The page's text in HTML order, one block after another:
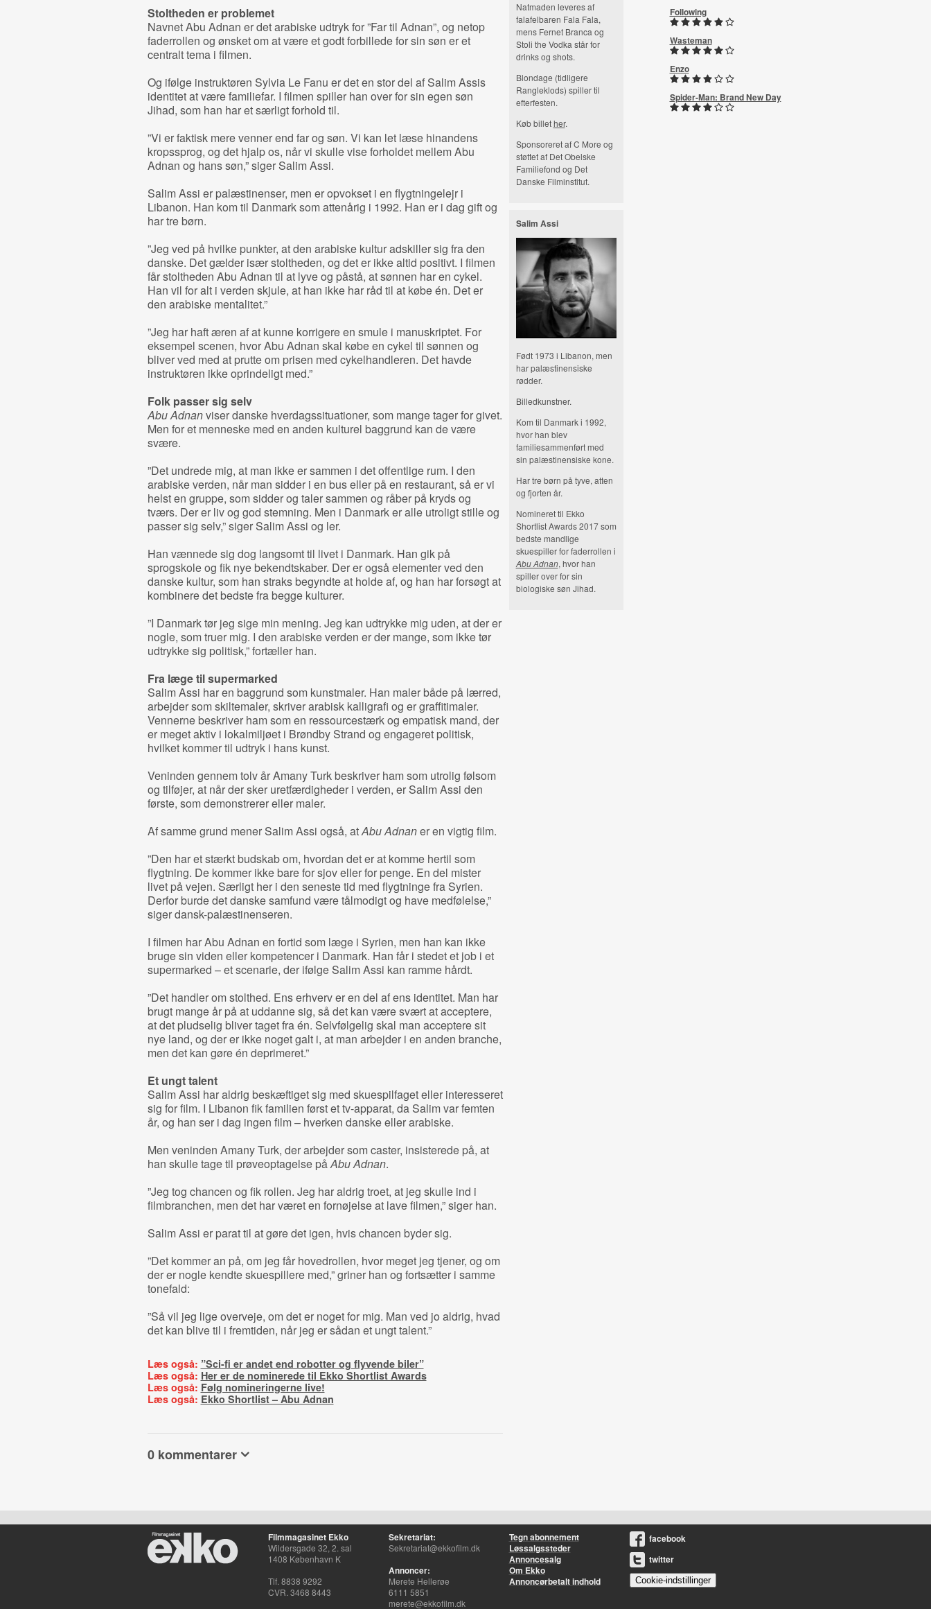
Stoltheden er problemet
Navnet Abu Adnan er det arabiske udtryk for ”Far til Adnan”, og netop
faderrollen og ønsket om at være et godt forbillede for sin søn er et
centralt tema i filmen.
Og ifølge instruktøren Sylvia Le Fanu er det en stor del af Salim Assis
identitet at være familiefar. I filmen spiller han over for sin egen søn
Jihad, som han har et særligt forhold til.
”Vi er faktisk mere venner end far og søn. Vi kan let læse hinandens
kropssprog, og det hjalp os, når vi skulle vise forholdet mellem Abu
Adnan og hans søn,” siger Salim Assi.
Salim Assi er palæstinenser, men er opvokset i en flygtningelejr i
Libanon. Han kom til Danmark som attenårig i 1992. Han er i dag gift og
har tre børn.
”Jeg ved på hvilke punkter, at den arabiske kultur adskiller sig fra den
danske. Det gælder især stoltheden, og det er ikke altid positivt. I filmen
får stoltheden Abu Adnan til at lyve og påstå, at sønnen har en cykel.
Han vil for alt i verden skjule, at han ikke har råd til at købe én. Det er
den arabiske mentalitet.”
”Jeg har haft æren af at kunne korrigere en smule i manuskriptet. For
eksempel scenen, hvor Abu Adnan skal købe en cykel til sønnen og
bliver ved med at prutte om prisen med cykelhandleren. Det havde
instruktøren ikke oprindeligt med.”
Folk passer sig selv
Abu Adnanviser danske hverdagssituationer, som mange tager for givet.
Men for et menneske med en anden kulturel baggrund kan de være
svære.
”Det undrede mig, at man ikke er sammen i det offentlige rum. I den
arabiske verden, når man sidder i en bus eller på en restaurant, så er vi
helst en gruppe, som sidder og taler sammen og råber på kryds og
tværs. Der er liv og god stemning. Men i Danmark er alle utroligt stille og
passer sig selv,” siger Salim Assi og ler.
Han vænnede sig dog langsomt til livet i Danmark. Han gik på
sprogskole og fik nye bekendtskaber. Der er også elementer ved den
danske kultur, som han straks begyndte at holde af, og han har forsøgt at
kombinere det bedste fra begge kulturer.
”I Danmark tør jeg sige min mening. Jeg kan udtrykke mig uden, at der er
nogle, som truer mig. I den arabiske verden er der mange, som ikke tør
udtrykke sig politisk,” fortæller han.
Fra læge til supermarked
Salim Assi har en baggrund som kunstmaler. Han maler både på lærred,
arbejder som skiltemaler, skriver arabisk kalligrafi og er graffitimaler.
Vennerne beskriver ham som en ressourcestærk og empatisk mand, der
er meget aktiv i lokalmiljøet i Brøndby Strand og engageret politisk,
hvilket kommer til udtryk i hans kunst.
Veninden gennem tolv år Amany Turk beskriver ham som utrolig følsom
og tilføjer, at når der sker uretfærdigheder i verden, er Salim Assi den
første, som demonstrerer eller maler.
Af samme grund mener Salim Assi også, atAbu Adnaner en vigtig film.
”Den har et stærkt budskab om, hvordan det er at komme hertil som
flygtning. De kommer ikke bare for sjov eller for penge. En del mister
livet på vejen. Særligt her i den seneste tid med flygtninge fra Syrien.
Derfor burde det danske samfund være tålmodigt og have medfølelse,”
siger dansk-palæstinenseren.
I filmen har Abu Adnan en fortid som læge i Syrien, men han kan ikke
bruge sin viden eller kompetencer i Danmark. Han får i stedet et job i et
supermarked – et scenarie, der ifølge Salim Assi kan ramme hårdt.
”Det handler om stolthed. Ens erhverv er en del af ens identitet. Man har
brugt mange år på at uddanne sig, så det kan være svært at acceptere,
at det pludselig bliver taget fra én. Selvfølgelig skal man acceptere sit
nye land, og der er ikke noget galt i, at man arbejder i en anden branche,
men det kan gøre én deprimeret.”
Et ungt talent
Salim Assi har aldrig beskæftiget sig med skuespilfaget eller interesseret
sig for film. I Libanon fik familien først et tv-apparat, da Salim var femten
år, og han ser i dag ingen film – hverken danske eller arabiske.
Men veninden Amany Turk, der arbejder som caster, insisterede på, at
han skulle tage til prøveoptagelse påAbu Adnan.
”Jeg tog chancen og fik rollen. Jeg har aldrig troet, at jeg skulle ind i
filmbranchen, men det har været en fornøjelse at lave filmen,” siger han.
Salim Assi er parat til at gøre det igen, hvis chancen byder sig.
”Det kommer an på, om jeg får hovedrollen, hvor meget jeg tjener, og om
der er nogle kendte skuespillere med,” griner han og fortsætter i samme
tonefald:
”Så vil jeg lige overveje, om det er noget for mig. Man ved jo aldrig, hvad
det kan blive til i fremtiden, når jeg er sådan et ungt talent.”
Læs også: ”Sci-fi er andet end robotter og flyvende biler”
Læs også: Her er de nominerede til Ekko Shortlist Awards
Læs også: Følg nomineringerne live!
Læs også: Ekko Shortlist – Abu Adnan
0 kommentarer
Natmaden leveres af
falafelbaren Fala Fala,
mens Fernet Branca og
Stoli the Vodka står for
drinks og shots.
Blondage (tidligere
Rangleklods) spiller til
efterfesten.
Køb billether.
Sponsoreret af C More og
støttet af Det Obelske
Familiefond og Det
Danske Filminstitut.
Salim Assi
Født 1973 i Libanon, men
har palæstinensiske
rødder.
Billedkunstner.
Kom til Danmark i 1992,
hvor han blev
familiesammenført med
sin palæstinensiske kone.
Har tre børn på tyve, atten
og fjorten år.
Nomineret til Ekko
Shortlist Awards 2017 som
bedste mandlige
skuespiller for faderrollen i
Abu Adnan, hvor han
spiller over for sin
biologiske søn Jihad.
Following
Wasteman
Enzo
Spider-Man: Brand New Day
Filmmagasinet Ekko
Wildersgade 32, 2. sal
1408 København K
Tlf. 8838 9292
CVR. 3468 8443
Sekretariat:
Sekretariat@ekkofilm.dk
Annoncer:
Merete Hellerøe
6111 5851
merete@ekkofilm.dk
Tegn abonnement
Løssalgssteder
Annoncesalg
Om Ekko
Annoncørbetalt indhold
facebook
twitter
Cookie-indstillinger